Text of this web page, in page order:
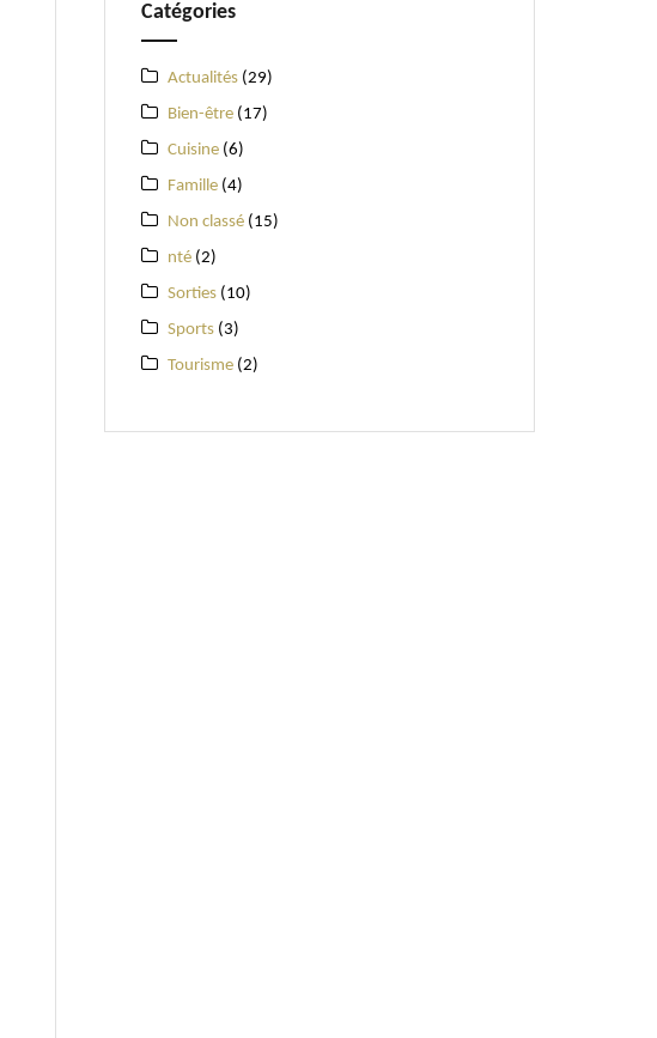
Catégories
Actualités (29)
Bien-être (17)
Cuisine (6)
Famille (4)
Non classé (15)
nté (2)
Sorties (10)
Sports (3)
Tourisme (2)